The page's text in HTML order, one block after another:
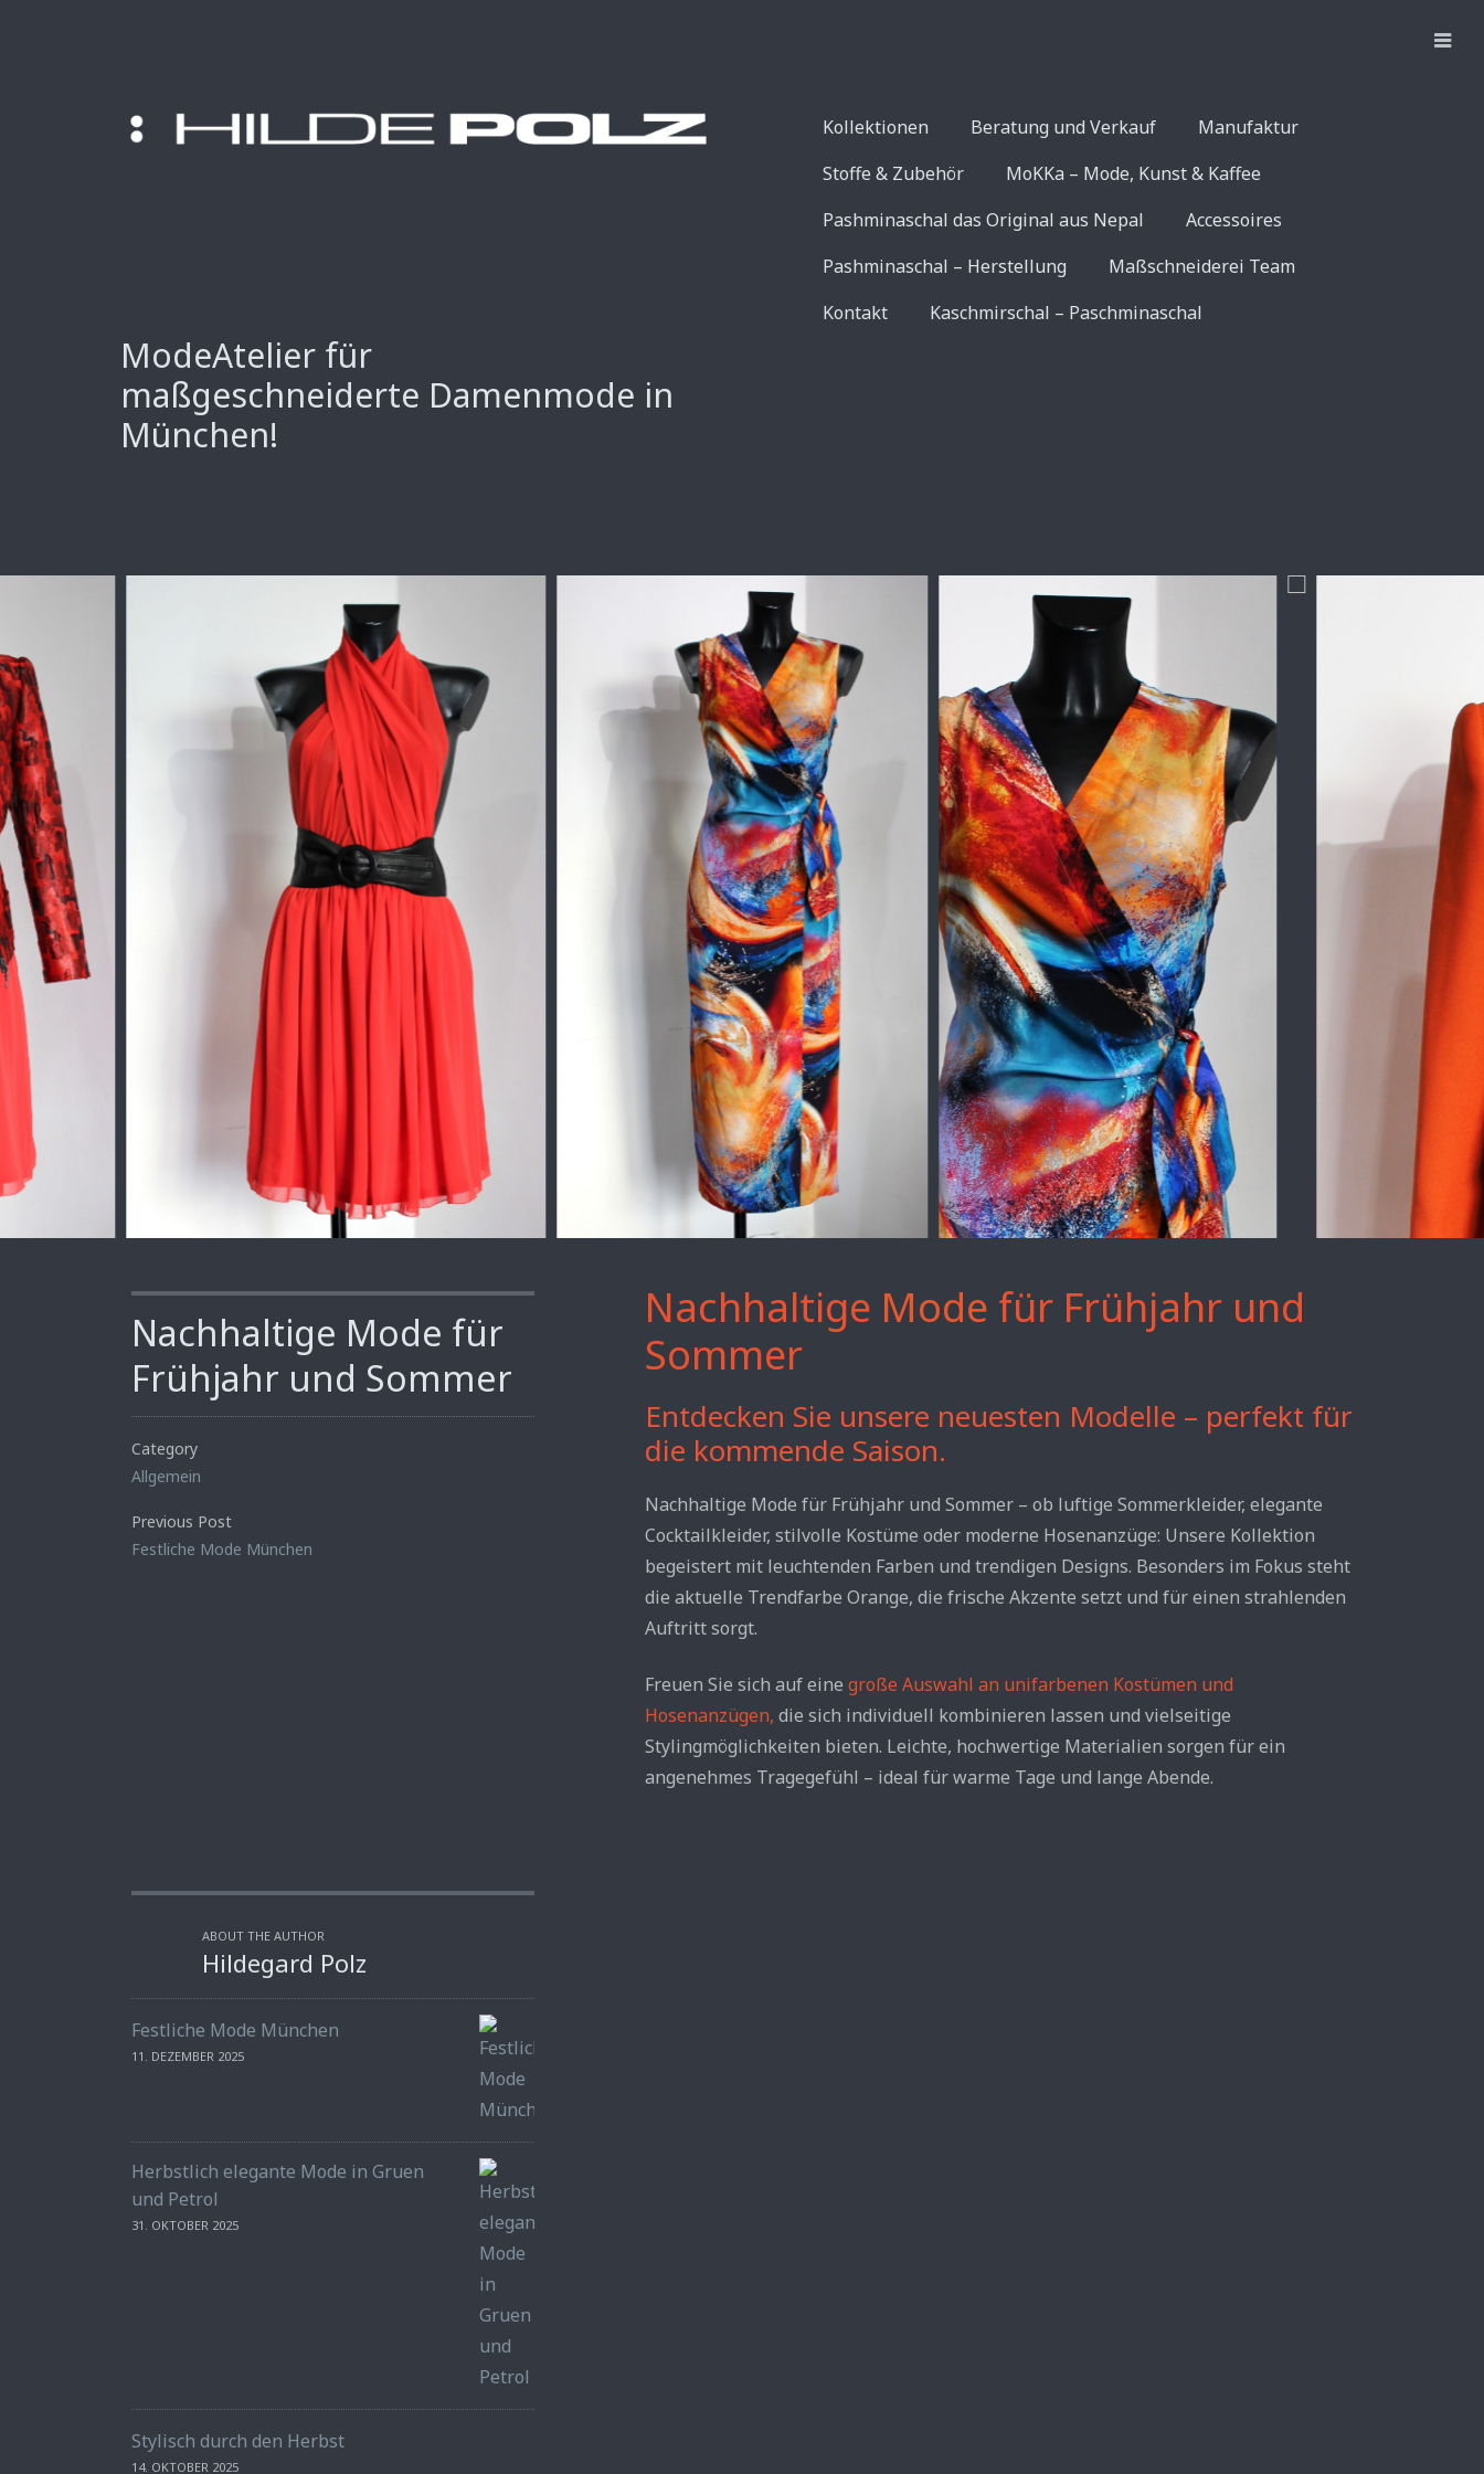
Kollektionen Beratung und Verkauf
Manufaktur
Stoffe & Zubehör
MoKKa – Mode, Kunst & Kaffee
Pashminaschal das Original aus Nepal
Accessoires
Pashminaschal – Herstellung
Maßschneiderei Team
Kontakt
Kaschmirschal – Paschminaschal
ModeAtelier für
maßgeschneiderte Damenmode in
München!
Nachhaltige Mode für
Frühjahr und Sommer
Category
Allgemein
Previous Post
Festliche Mode München
Nachhaltige Mode für Frühjahr und
Sommer
Entdecken Sie unsere neuesten Modelle – perfekt für
die kommende Saison.
Nachhaltige Mode für Frühjahr und Sommer – ob luftige Sommerkleider, elegante
Cocktailkleider, stilvolle Kostüme oder moderne Hosenanzüge: Unsere Kollektion
begeistert mit leuchtenden Farben und trendigen Designs. Besonders im Fokus steht
die aktuelle Trendfarbe Orange, die frische Akzente setzt und für einen strahlenden
Auftritt sorgt.
Freuen Sie sich auf eine große Auswahl an unifarbenen Kostümen und
Hosenanzügen, die sich individuell kombinieren lassen und vielseitige
Stylingmöglichkeiten bieten. Leichte, hochwertige Materialien sorgen für ein
angenehmes Tragegefühl – ideal für warme Tage und lange Abende.
ABOUT THE AUTHOR
Hildegard Polz
Festliche Mode München
11. DEZEMBER 2025
Herbstlich elegante Mode in Gruen
und Petrol
31. OKTOBER 2025
Stylisch durch den Herbst
14. OKTOBER 2025